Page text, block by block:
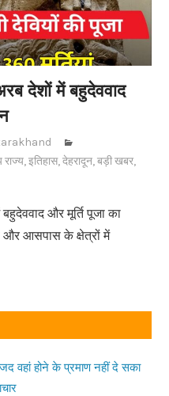
देशों में बहुदेववाद
राज्य,इतिहास,देहरादून,बड़ी खबर,
और मूर्ति पूजा का
और आसपास के क्षेत्रों में
वहां होने के प्रमाण नहीं दे सका